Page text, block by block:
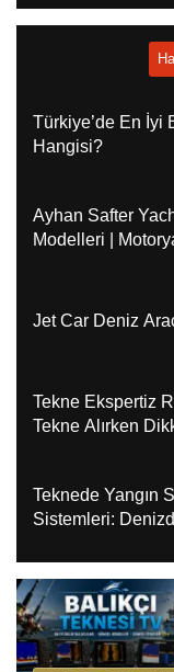
Türkiye’de En İyi
Hangisi?
Ayhan Safter
Modelleri |
Jet Car Deniz
Tekne Ekspertiz
Tekne Alırken
Teknede Yangın
Sistemleri:
Bodrum’da Lüks
Deneyimi